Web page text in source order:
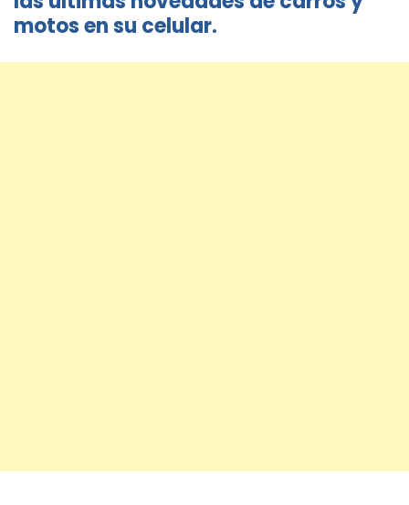
motos en su celular.